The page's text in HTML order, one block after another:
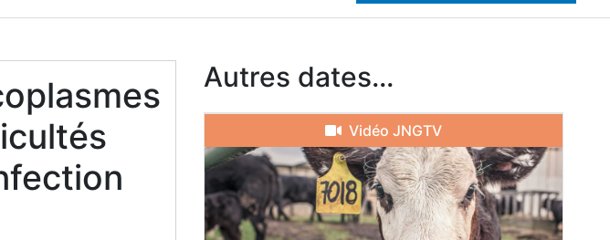
Autres dates...
Vidéo JNGTV